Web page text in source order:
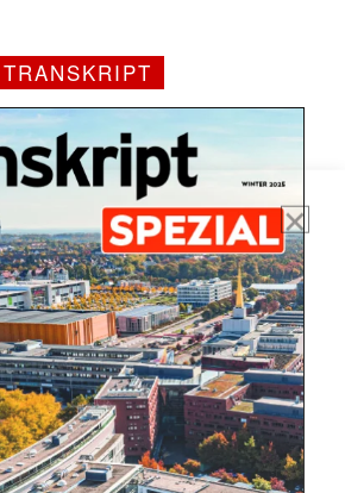
Newsletter
aktuell informiert.
TRANSKRIPT